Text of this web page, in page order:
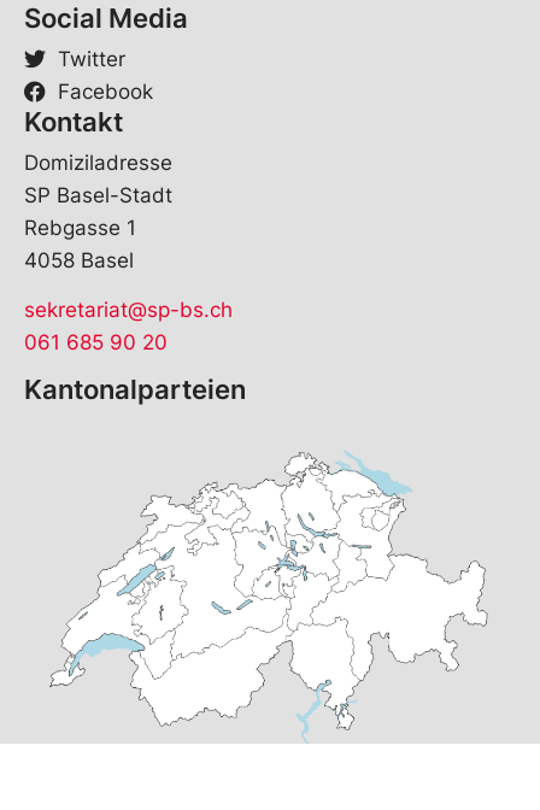
Social Media
Twitter
Facebook
Kontakt
Domiziladresse
SP Basel-Stadt
Rebgasse 1
4058 Basel
sekretariat@sp-bs.ch
061 685 90 20
Kantonalparteien